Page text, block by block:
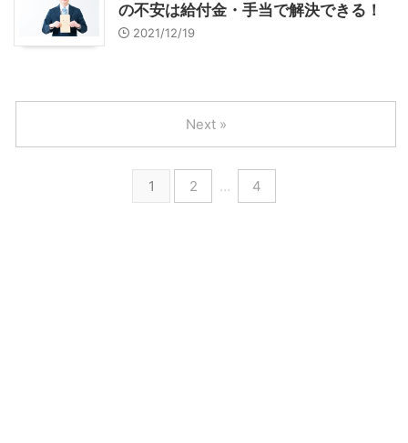
の不安は給付金・手当で解決できる！
2021/12/19
1 2 … 4
Next »